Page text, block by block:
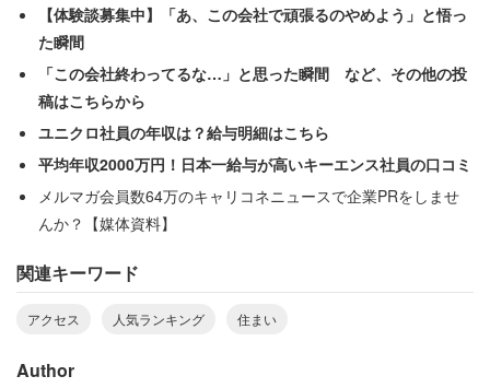
ている。
近年は「住みやすい街」としての認知も定着しており、都
心のベッドタウンとしての機能と、自立した生活拠点とし
ての魅力が両立していることが、全世代からの圧倒的な支
持に繋がっているようだ。
「クレヨンしんちゃん」の舞台、春日部市は
ファミリー層に人気
一方で、総合2位以下の顔ぶれからは、居住者の多様なニ
【体験談募集中】「あ、この会社で頑張るのやめよう」と悟っ
た瞬間
「この会社終わってるな…」と思った瞬間 など、その他の投
稿はこちらから
ユニクロ社員の年収は？給与明細はこちら
平均年収2000万円！日本一給与が高いキーエンス社員の口コミ
メルマガ会員数64万のキャリコネニュースで企業PRをしませ
んか？【媒体資料】
関連キーワード
アクセス 人気ランキング 住まい
Author